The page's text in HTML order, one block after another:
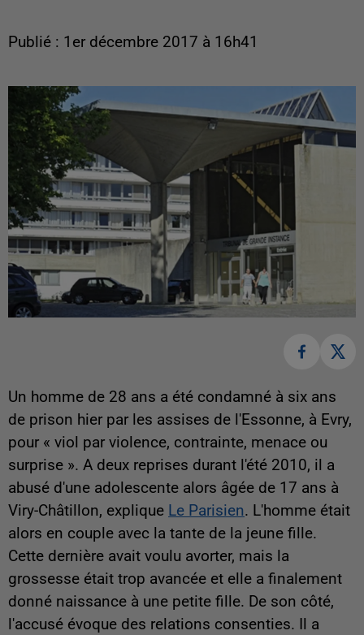
Publié : 1er décembre 2017 à 16h41
Un homme de 28 ans a été condamné à six ans
de prison hier par les assises de l'Essonne, à Evry,
pour « viol par violence, contrainte, menace ou
surprise ». A deux reprises durant l'été 2010, il a
abusé d'une adolescente alors âgée de 17 ans à
Viry-Châtillon, explique Le Parisien. L'homme était
alors en couple avec la tante de la jeune fille.
Cette dernière avait voulu avorter, mais la
grossesse était trop avancée et elle a finalement
donné naissance à une petite fille. De son côté,
l'accusé évoque des relations consenties. Il a